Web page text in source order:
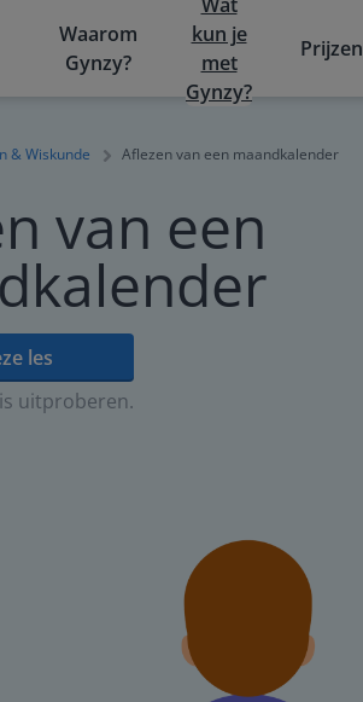
Waarom
Gynzy?
kun je
met
Gynzy?
Prijzen
& Wiskunde Aflezen van een maandkalender
van een
les
uitproberen.